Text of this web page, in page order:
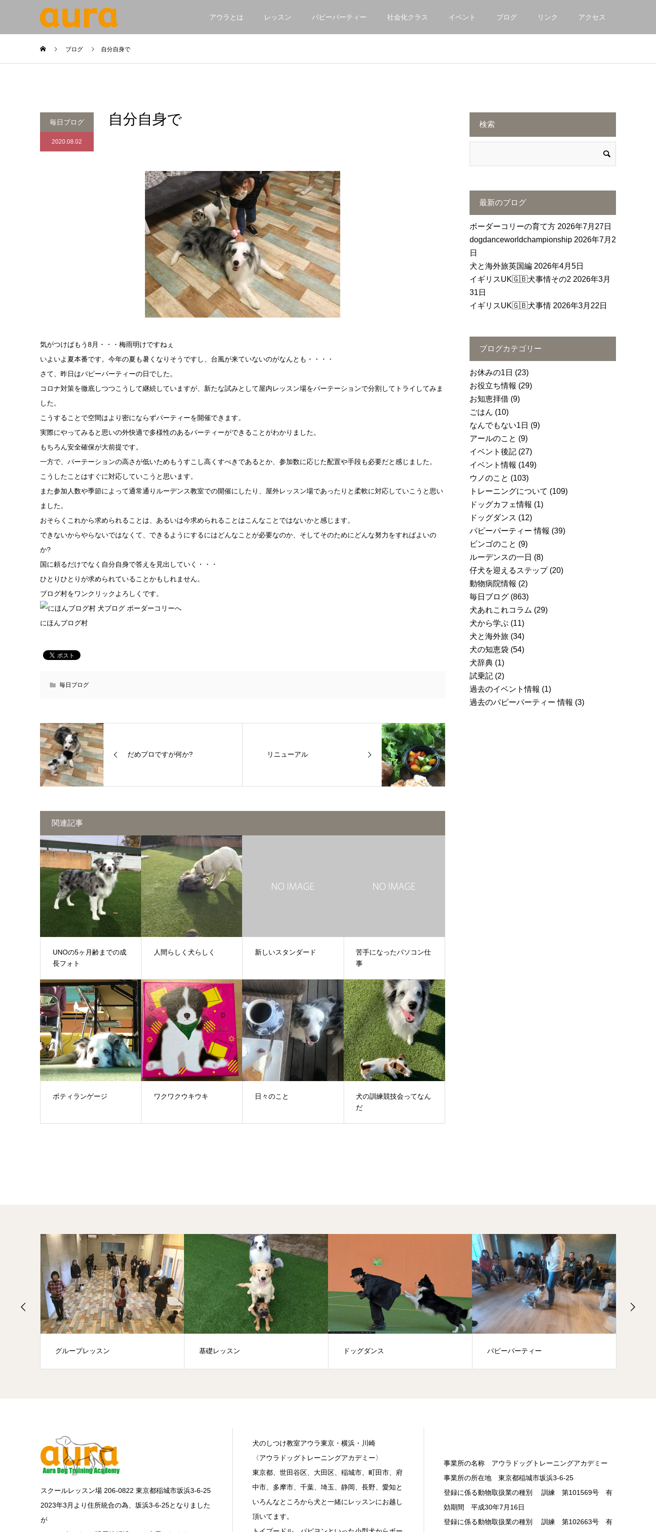
アウラとは レッスン パピーパーティー 社会化クラス イベント ブログ リンク アクセス
ブログ 自分自身で
毎日ブログ
2020.08.02
自分自身で
気がつけばもう8月・・・梅雨明けですねぇ
いよいよ夏本番です。今年の夏も暑くなりそうですし、台風が来ていないのがなんとも・・・・
さて、昨日はパピーパーティーの日でした。
コロナ対策を徹底しつつこうして継続していますが、新たな試みとして屋内レッスン場をパーテーションで分割してトライしてみま
した。
こうすることで空間はより密にならずパーティーを開催できます。
実際にやってみると思いの外快適で多様性のあるパーティーができることがわかりました。
もちろん安全確保が大前提です。
一方で、パーテーションの高さが低いためもうすこし高くすべきであるとか、参加数に応じた配置や手段も必要だと感じました。
こうしたことはすぐに対応していこうと思います。
また参加人数や季節によって通常通りルーデンス教室での開催にしたり、屋外レッスン場であったりと柔軟に対応していこうと思い
ました。
おそらくこれから求められることは、あるいは今求められることはこんなことではないかと感じます。
できないからやらないではなくて、できるようにするにはどんなことが必要なのか、そしてそのためにどんな努力をすればよいの
か?
国に頼るだけでなく自分自身で答えを見出していく・・・
ひとりひとりが求められていることかもしれません。
ブログ村をワンクリックよろしくです。
にほんブログ村
毎日ブログ
だめプロですが何か? リニューアル
関連記事
UNOの5ヶ月齢までの成
長フォト
人間らしく犬らしく 新しいスタンダード
苦手になったパソコン仕
事
ボティランゲージ ワクワクウキウキ 日々のこと
犬の訓練競技会ってなん
だ
検索
最新のブログ
ボーダーコリーの育て方 2026年7月27日
dogdanceworldchampionship 2026年7月2
日
犬と海外旅英国編 2026年4月5日
イギリスUK🇬🇧犬事情その2 2026年3月
31日
イギリスUK🇬🇧犬事情 2026年3月22日
ブログカテゴリー
お休みの1日 (23)
お役立ち情報 (29)
お知恵拝借 (9)
ごはん (10)
なんでもない1日 (9)
アールのこと (9)
イベント後記 (27)
イベント情報 (149)
ウノのこと (103)
トレーニングについて (109)
ドッグカフェ情報 (1)
ドッグダンス (12)
パピーパーティー 情報 (39)
ビンゴのこと (9)
ルーデンスの一日 (8)
仔犬を迎えるステップ(20)
動物病院情報 (2)
毎日ブログ (863)
犬あれこれコラム (29)
犬から学ぶ (11)
犬と海外旅 (34)
犬の知恵袋 (54)
犬辞典 (1)
試乗記 (2)
過去のイベント情報 (1)
過去のパピーパーティー 情報 (3)
グループレッスン 基礎レッスン ドッグダンス パピーパーティー
スクールレッスン場 206-0822 東京都稲城市坂浜3-6-25
2023年3月より住所統合の為、坂浜3-6-25となりました
が
犬のしつけ教室アウラ東京・横浜・川崎
〈アウラドッグトレーニングアカデミー〉
東京都、世田谷区、大田区、稲城市、町田市、府
中市、多摩市、千葉、埼玉、静岡、長野、愛知と
いろんなところから犬と一緒にレッスンにお越し
頂いてます。
事業所の名称 アウラドッグトレーニングアカデミー
事業所の所在地 東京都稲城市坂浜3-6-25
登録に係る動物取扱業の種別 訓練 第101569号 有
効期間 平成30年7月16日
登録に係る動物取扱業の種別 訓練 第102663号 有